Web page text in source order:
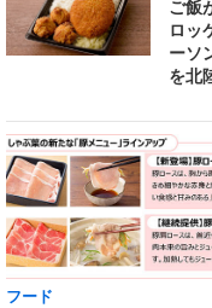
ご飯
ロッ
ーソ
を北
フード